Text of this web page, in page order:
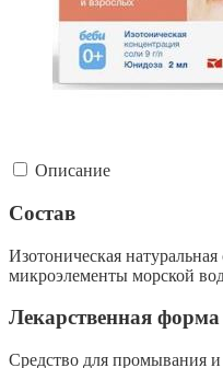
Описание
Состав
Изотоническая
микроэлементы морской
Лекарственная форма
Средство для промывания